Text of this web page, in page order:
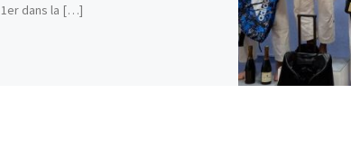
1er dans la […]